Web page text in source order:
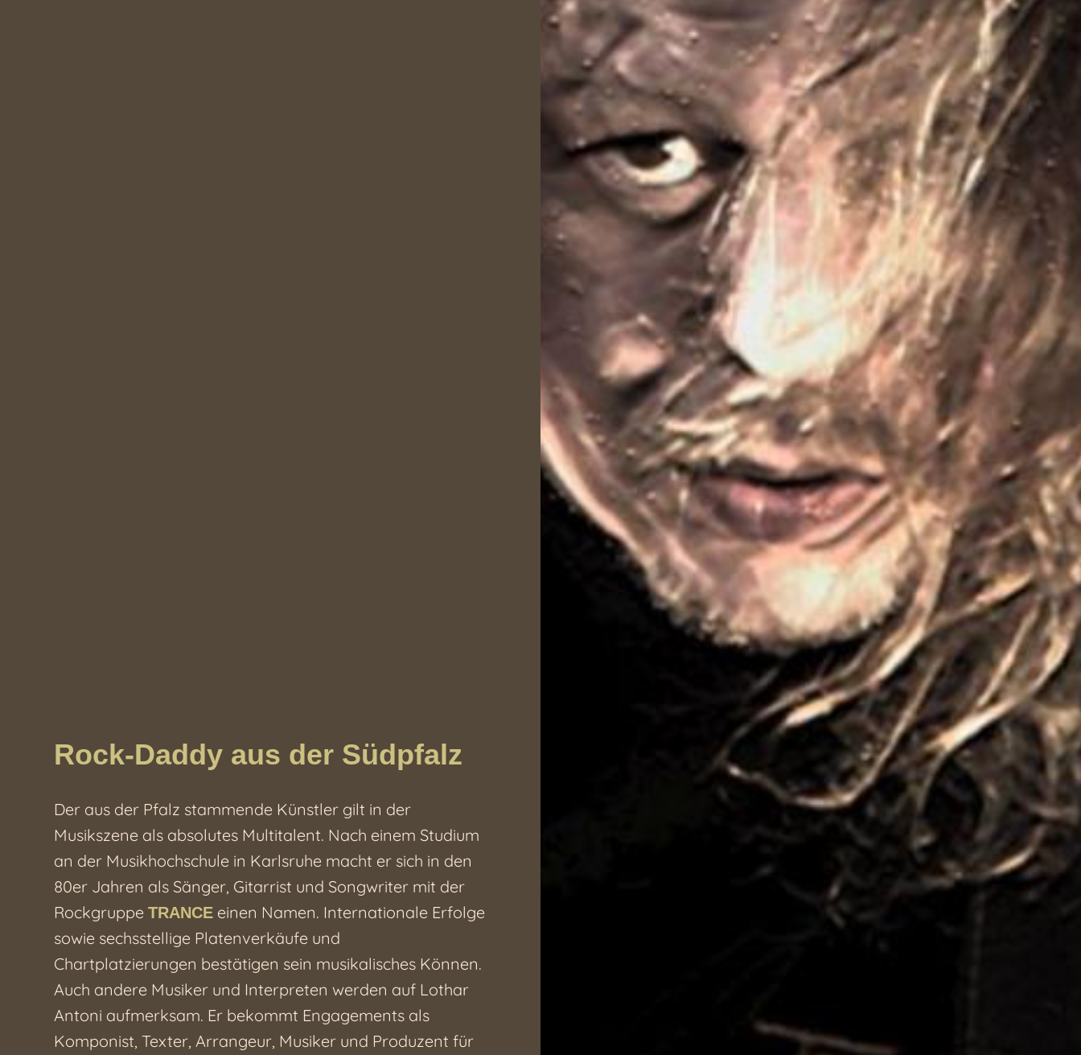
Rock-Daddy aus der Südpfalz
Der aus der Pfalz stammende Künstler gilt in der
Musikszene als absolutes Multitalent. Nach einem Studium
an der Musikhochschule in Karlsruhe macht er sich in den
80er Jahren als Sänger, Gitarrist und Songwriter mit der
RockgruppeTRANCE einen Namen. Internationale Erfolge
sowie sechsstellige Platenverkäufe und
Chartplatzierungen bestätigen sein musikalisches Können.
Auch andere Musiker und Interpreten werden auf Lothar
Antoni aufmerksam. Er bekommt Engagements als
Komponist, Texter, Arrangeur, Musiker und Produzent für